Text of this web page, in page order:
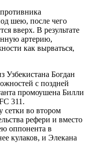
шею, после чего
вверх. В результате
артерию,
как вырваться,
Узбекистана Богдан
с поздней
промоушена Билли
311.
сетки во втором
рефери и вместо
оппонента в
кулаков, и Элекана